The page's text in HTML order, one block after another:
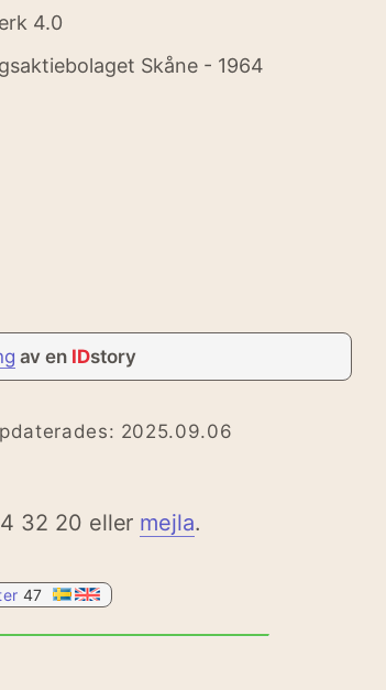
4.0
Skåne - 1964
av en IDstory
2025.09.06
32 20 eller mejla.
47